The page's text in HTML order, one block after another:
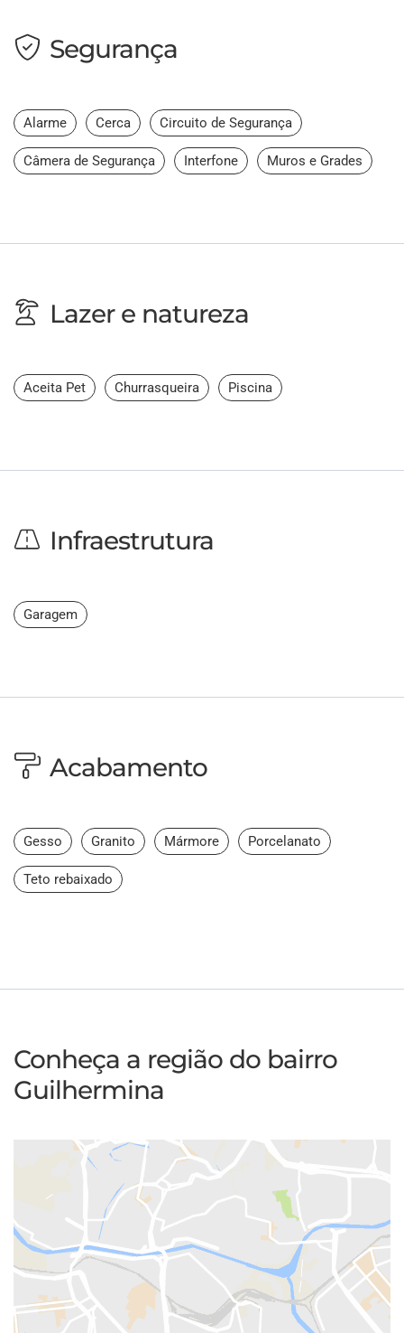
Segurança
Alarme Cerca Circuito de Segurança
Câmera de Segurança Interfone Muros e Grades
Lazer e natureza
Aceita Pet Churrasqueira Piscina
Infraestrutura
Garagem
Acabamento
Gesso Granito Mármore Porcelanato
Teto rebaixado
Conheça a região do bairro
Guilhermina